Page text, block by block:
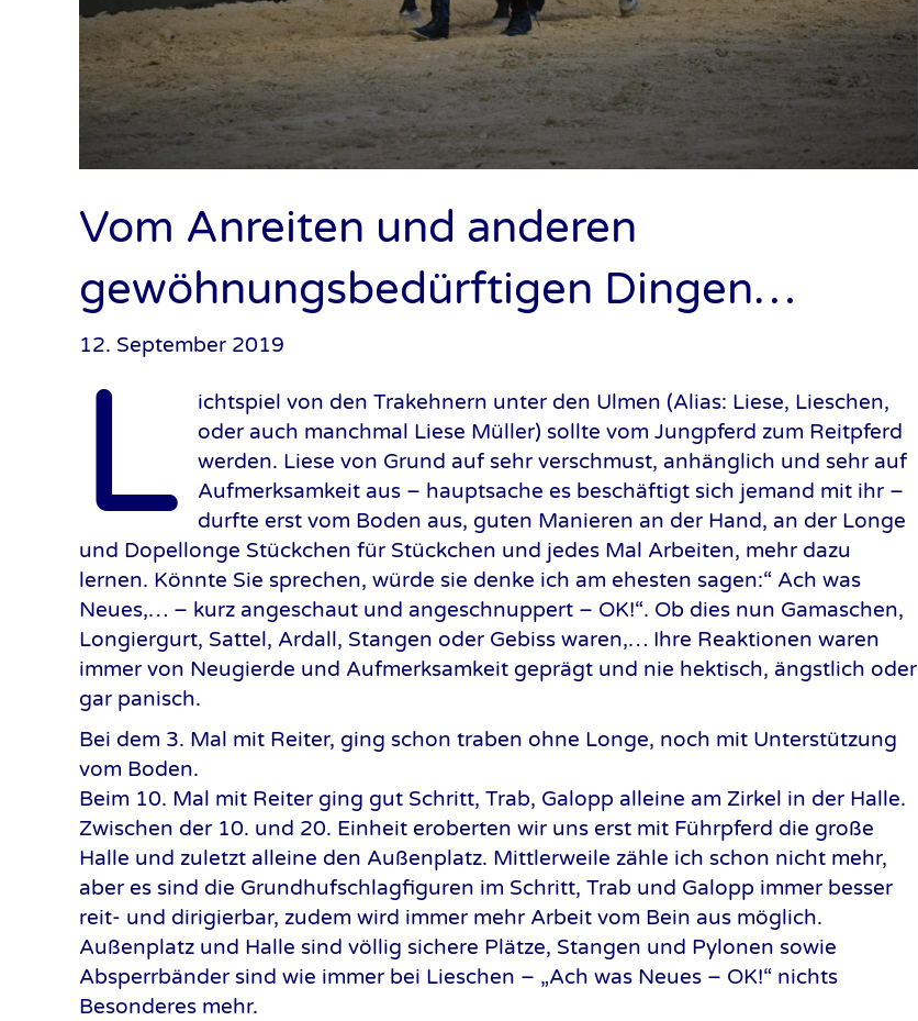
Vom Anreiten und anderen
gewöhnungsbedürftigen Dingen…
12. September 2019
L
ichtspiel von den Trakehnern unter den Ulmen (Alias: Liese, Lieschen,
oder auch manchmal Liese Müller) sollte vom Jungpferd zum Reitpferd
werden. Liese von Grund auf sehr verschmust, anhänglich und sehr auf
Aufmerksamkeit aus – hauptsache es beschäftigt sich jemand mit ihr –
durfte erst vom Boden aus, guten Manieren an der Hand, an der Longe
und Dopellonge Stückchen für Stückchen und jedes Mal Arbeiten, mehr dazu
lernen. Könnte Sie sprechen, würde sie denke ich am ehesten sagen:“ Ach was
Neues,… – kurz angeschaut und angeschnuppert – OK!“. Ob dies nun Gamaschen,
Longiergurt, Sattel, Ardall, Stangen oder Gebiss waren,… Ihre Reaktionen waren
immer von Neugierde und Aufmerksamkeit geprägt und nie hektisch, ängstlich oder
gar panisch.
Bei dem 3. Mal mit Reiter, ging schon traben ohne Longe, noch mit Unterstützung
vom Boden.
Beim 10. Mal mit Reiter ging gut Schritt, Trab, Galopp alleine am Zirkel in der Halle.
Zwischen der 10. und 20. Einheit eroberten wir uns erst mit Führpferd die große
Halle und zuletzt alleine den Außenplatz. Mittlerweile zähle ich schon nicht mehr,
aber es sind die Grundhufschlagfiguren im Schritt, Trab und Galopp immer besser
reit- und dirigierbar, zudem wird immer mehr Arbeit vom Bein aus möglich.
Außenplatz und Halle sind völlig sichere Plätze, Stangen und Pylonen sowie
Absperrbänder sind wie immer bei Lieschen – „Ach was Neues – OK!“ nichts
Besonderes mehr.